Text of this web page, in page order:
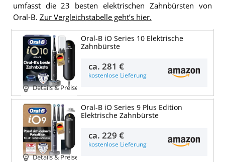
umfasst die 23 besten elektrischen Zahnbürsten von
Oral-B. Zur Vergleichstabelle geht’s hier.
Details & Preise
Oral-B iO Series 10 Elektrische
Zahnbürste
ca.281 €
kostenlose Lieferung
Details & Preise
Oral-B iO Series 9 Plus Edition
Elektrische Zahnbürste
ca.229 €
kostenlose Lieferung